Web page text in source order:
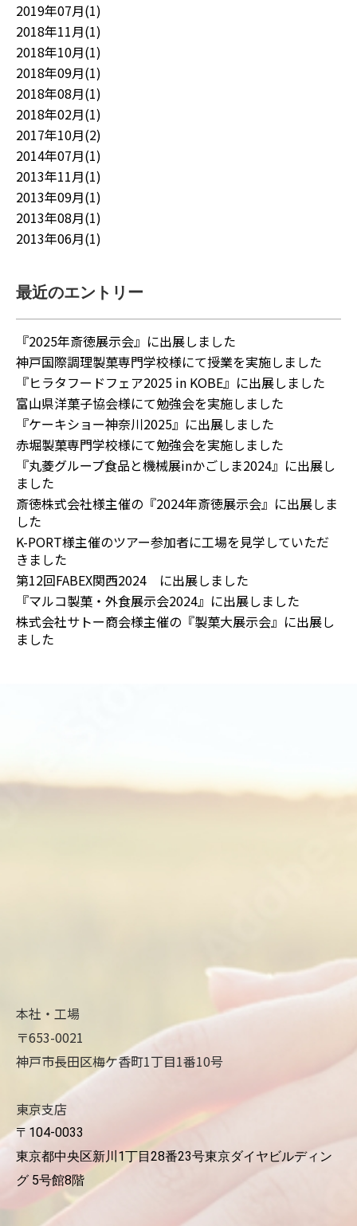
2019年07月(1)
2018年11月(1)
2018年10月(1)
2018年09月(1)
2018年08月(1)
2018年02月(1)
2017年10月(2)
2014年07月(1)
2013年11月(1)
2013年09月(1)
2013年08月(1)
2013年06月(1)
最近のエントリー
『2025年斎徳展示会』に出展しました
神戸国際調理製菓専門学校様にて授業を実施しました
『ヒラタフードフェア2025 in KOBE』に出展しました
富山県洋菓子協会様にて勉強会を実施しました
『ケーキショー神奈川2025』に出展しました
赤堀製菓専門学校様にて勉強会を実施しました
『丸菱グループ食品と機械展inかごしま2024』に出展し
ました
斎徳株式会社様主催の『2024年斎徳展示会』に出展しま
した
K-PORT様主催のツアー参加者に工場を見学していただ
きました
第12回FABEX関西2024 に出展しました
『マルコ製菓・外食展示会2024』に出展しました
株式会社サトー商会様主催の『製菓大展示会』に出展し
ました
本社・工場
〒653-0021
神戸市長田区梅ケ香町1丁目1番10号
東京支店
〒104-0033
東京都中央区新川1丁目28番23号東京ダイヤビルディン
グ 5号館8階